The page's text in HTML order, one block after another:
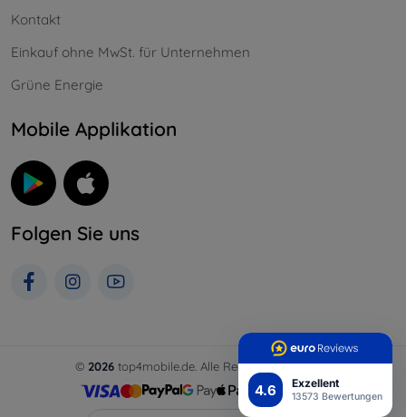
4.6 Exzellent
13573 Bewertungen
Kontakt
Einkauf ohne MwSt. für Unternehmen
Grüne Energie
Mobile Applikation
Folgen Sie uns
© 2026 top4mobile.de. Alle Rechte vorbehalten.